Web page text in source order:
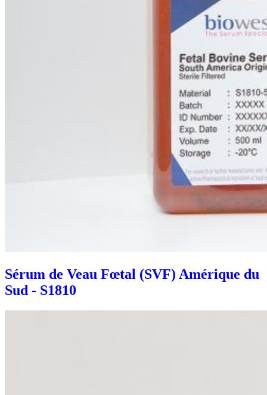
Sérum de Veau Fœtal (SVF) Amérique du
Sud - S1810